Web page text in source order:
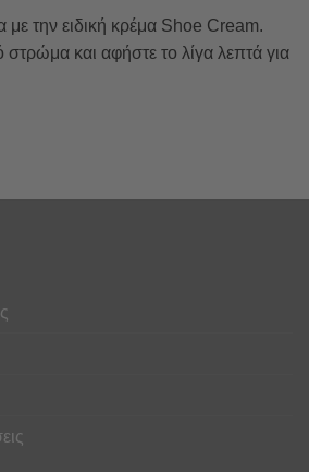
με την ειδική κρέμα Shoe Cream.
και αφήστε το λίγα λεπτά για